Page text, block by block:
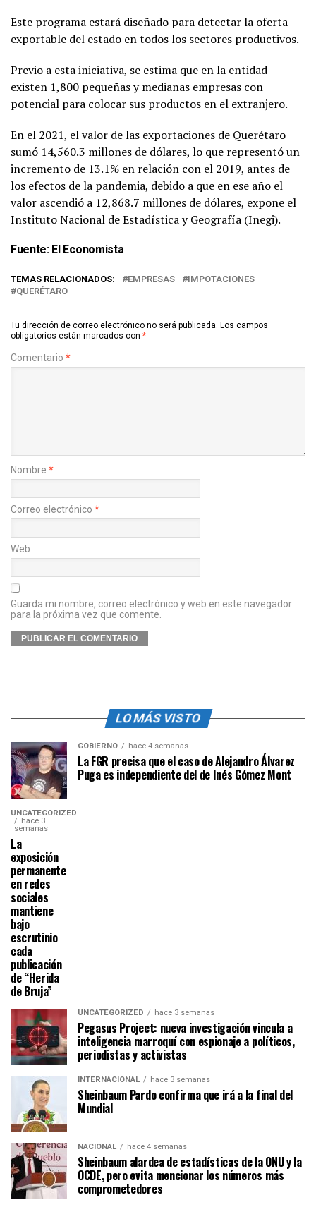
Este programa estará diseñado para detectar la oferta
exportable del estado en todos los sectores productivos.
Previo a esta iniciativa, se estima que en la entidad
existen 1,800 pequeñas y medianas empresas con
potencial para colocar sus productos en el extranjero.
En el 2021, el valor de las exportaciones de Querétaro
sumó 14,560.3 millones de dólares, lo que representó un
incremento de 13.1% en relación con el 2019, antes de
los efectos de la pandemia, debido a que en ese año el
valor ascendió a 12,868.7 millones de dólares, expone el
Instituto Nacional de Estadística y Geografía (Inegi).
Fuente: El Economista
TEMAS RELACIONADOS: EMPRESAS
IMPOTACIONES
QUERÉTARO
Tu dirección de correo electrónico no será publicada. Los campos
obligatorios están marcados con *
Comentario *
Nombre *
Correo electrónico *
Web
Guarda mi nombre, correo electrónico y web en este navegador
para la próxima vez que comente.
LO MÁS VISTO
GOBIERNO hace 4 semanas
La FGR precisa que el caso de Alejandro Álvarez
Puga es independiente del de Inés Gómez Mont
UNCATEGORIZED
hace 3
semanas
La
exposición
permanente
en redes
sociales
mantiene
bajo
escrutinio
cada
publicación
de “Herida
de Bruja”
UNCATEGORIZED hace 3 semanas
Pegasus Project: nueva investigación vincula a
inteligencia marroquí con espionaje a políticos,
periodistas y activistas
INTERNACIONAL hace 3 semanas
Sheinbaum Pardo confirma que irá a la final del
Mundial
NACIONAL hace 4 semanas
Sheinbaum alardea de estadísticas de la ONU y la
OCDE, pero evita mencionar los números más
comprometedores